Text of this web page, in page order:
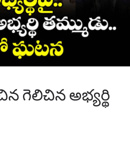
గెలిచిన అభ్యర్థి